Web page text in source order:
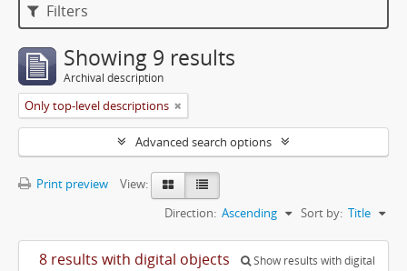
Filters
Showing 9 results
Archival description
Only top-level descriptions
Advanced search options
Print preview
View:
Sort by: Title
Direction: Ascending
8 results with digital objects
Show results with digital